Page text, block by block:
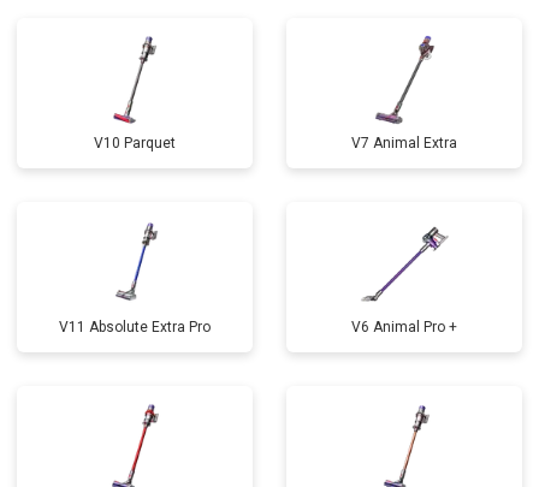
V10 Parquet V7 Animal Extra
V11 Absolute Extra Pro V6 Animal Pro +